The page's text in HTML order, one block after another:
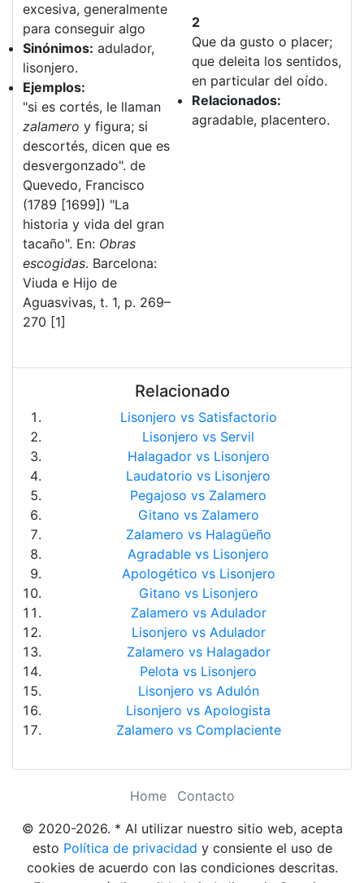
excesiva, generalmente
para conseguir algo
Sinónimos: adulador,
lisonjero.
Ejemplos:
"si es cortés, le llaman
zalamero y figura; si
descortés, dicen que es
desvergonzado". de
Quevedo, Francisco
(1789 [1699]) "La
historia y vida del gran
tacaño". En: Obras
escogidas. Barcelona:
Viuda e Hijo de
Aguasvivas, t. 1, p. 269–
270 [1]
2
Que da gusto o placer;
que deleita los sentidos,
en particular del oído.
Relacionados:
agradable, placentero.
Relacionado
Lisonjero vs Satisfactorio
Lisonjero vs Servil
Halagador vs Lisonjero
Laudatorio vs Lisonjero
Pegajoso vs Zalamero
Gitano vs Zalamero
Zalamero vs Halagüeño
Agradable vs Lisonjero
Apologético vs Lisonjero
Gitano vs Lisonjero
Zalamero vs Adulador
Lisonjero vs Adulador
Zalamero vs Halagador
Pelota vs Lisonjero
Lisonjero vs Adulón
Lisonjero vs Apologista
Zalamero vs Complaciente
Home
Contacto
© 2020-2026. * Al utilizar nuestro sitio web, acepta
esto Política de privacidad y consiente el uso de
cookies de acuerdo con las condiciones descritas.